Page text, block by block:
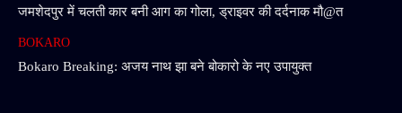
जमशेदपुर में चलती कार बनी आग का गोला, ड्राइवर की दर्दनाक मौ@त
BOKARO
Bokaro Breaking: अजय नाथ झा बने बोकारो के नए उपायुक्त